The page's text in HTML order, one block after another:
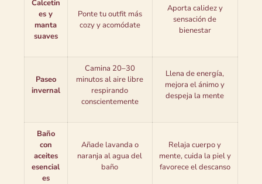
Calcetin
es y
manta
suaves
Ponte tu outfit más
cozy y acomódate
Aporta calidez y
sensación de
bienestar
Paseo
invernal
Camina 20–30
minutos al aire libre
respirando
conscientemente
Llena de energía,
mejora el ánimo y
despeja la mente
Baño
con
aceites
esencial
es
Añade lavanda o
naranja al agua del
baño
Relaja cuerpo y
mente, cuida la piel y
favorece el descanso